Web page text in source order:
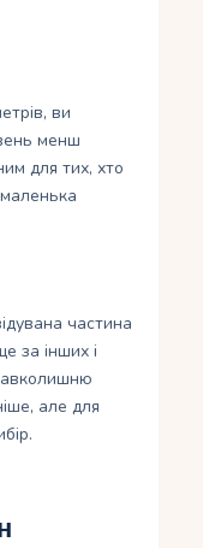
ви
менш
для тих, хто
частина
за інших і
але для